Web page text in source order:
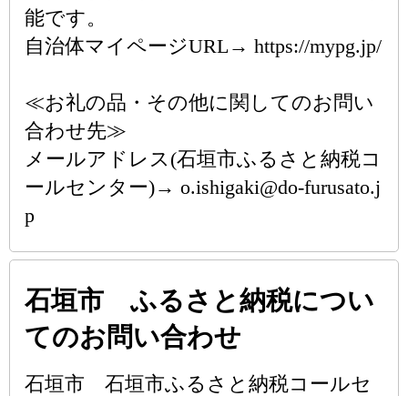
能です。
自治体マイページURL→ https://mypg.jp/
≪お礼の品・その他に関してのお問い
合わせ先≫
メールアドレス(石垣市ふるさと納税コ
ールセンター)→ o.ishigaki@do-furusato.j
p
石垣市 ふるさと納税につい
てのお問い合わせ
石垣市 石垣市ふるさと納税コールセ